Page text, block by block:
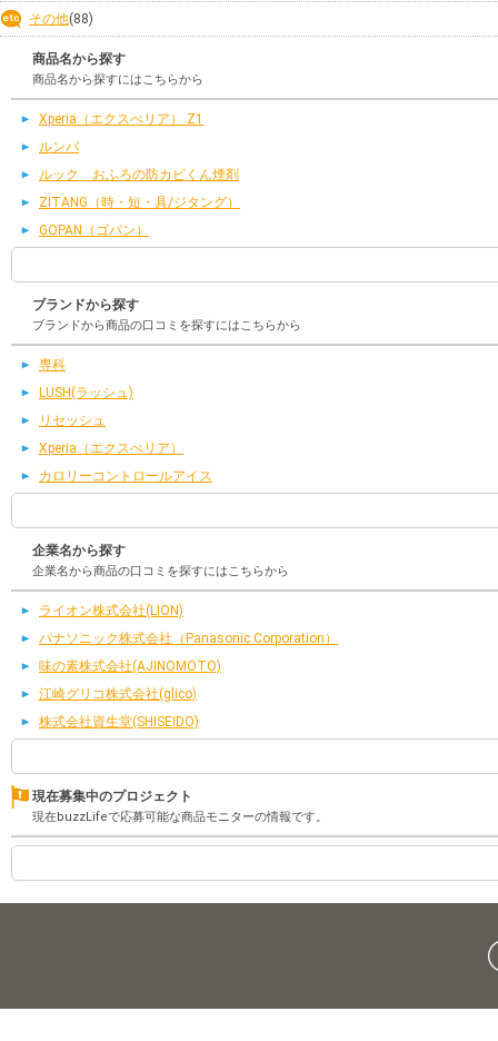
その他(88)
商品名から探す
商品名から探すにはこちらから
Xperia（エクスぺリア） Z1
ルンバ
ルック おふろの防カビくん煙剤
ZITANG（時・短・具/ジタング）
GOPAN（ゴパン）
ブランドから探す
ブランドから商品の口コミを探すにはこちらから
専科
LUSH(ラッシュ)
リセッシュ
Xperia（エクスぺリア）
カロリーコントロールアイス
企業名から探す
企業名から商品の口コミを探すにはこちらから
ライオン株式会社(LION)
パナソニック株式会社（Panasonic Corporation）
味の素株式会社(AJINOMOTO)
江崎グリコ株式会社(glico)
株式会社資生堂(SHISEIDO)
現在募集中のプロジェクト
現在buzzLifeで応募可能な商品モニターの情報です。